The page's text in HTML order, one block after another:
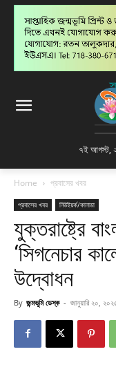
৭ই আগস্ট,
Home প্রবাসের খবর
প্রবাসের খবর নিউইয়র্ক/কানাডা
যুক্তরাষ্ট্রে
‘সিগনেচার
উদ্বোধন
By জন্মভূমি ডেস্ক - জানুয়ারি ২০,